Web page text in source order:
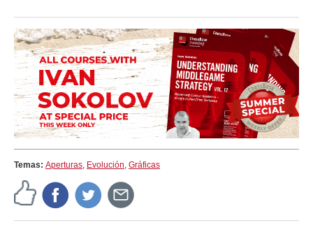
Temas: Aperturas, Evolución, Gráficas